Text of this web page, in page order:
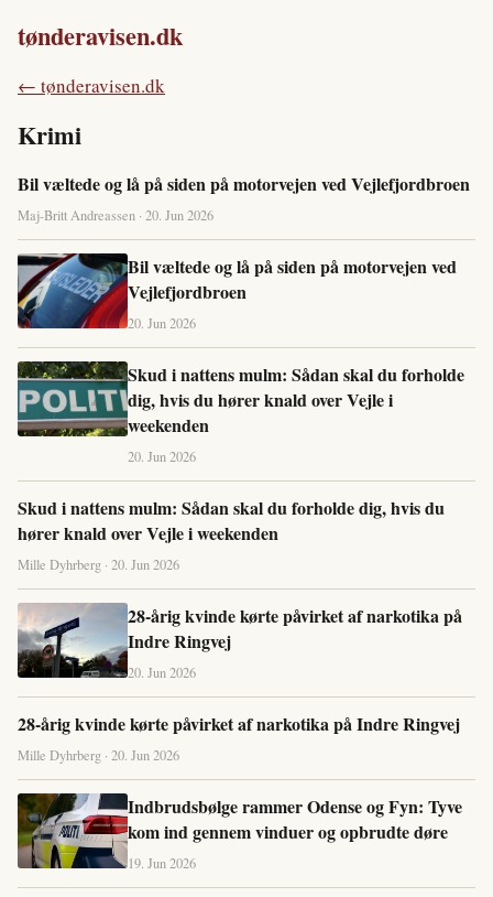
tønderavisen.dk
← tønderavisen.dk
Krimi
Bil væltede og lå på siden på motorvejen ved Vejlefjordbroen
Maj-Britt Andreassen · 20. Jun 2026
Bil væltede og lå på siden på motorvejen ved
Vejlefjordbroen
20. Jun 2026
Skud i nattens mulm: Sådan skal du forholde
dig, hvis du hører knald over Vejle i
weekenden
20. Jun 2026
Skud i nattens mulm: Sådan skal du forholde dig, hvis du
hører knald over Vejle i weekenden
Mille Dyhrberg · 20. Jun 2026
28-årig kvinde kørte påvirket af narkotika på
Indre Ringvej
20. Jun 2026
28-årig kvinde kørte påvirket af narkotika på Indre Ringvej
Mille Dyhrberg · 20. Jun 2026
Indbrudsbølge rammer Odense og Fyn: Tyve
kom ind gennem vinduer og opbrudte døre
19. Jun 2026